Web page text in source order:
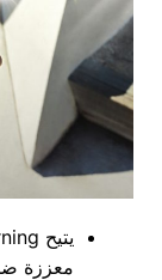
معززة